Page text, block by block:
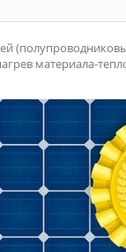
материала-